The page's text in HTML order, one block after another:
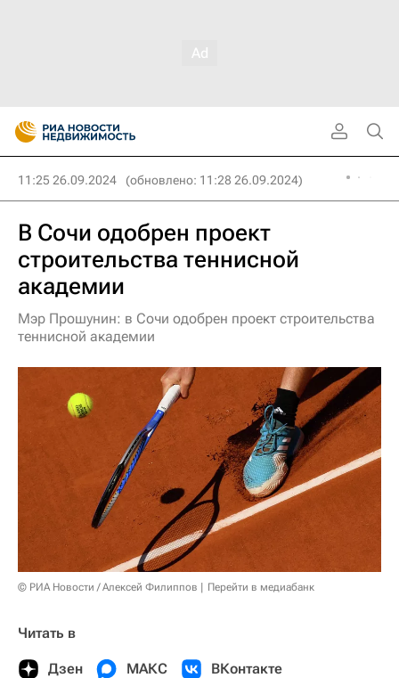
11:25 26.09.2024 (обновлено: 11:28 26.09.2024)
В Сочи одобрен проект
строительства теннисной
академии
Мэр Прошунин: в Сочи одобрен проект строительства
теннисной академии
© РИА Новости / Алексей Филиппов Перейти в медиабанк
Читать в
Дзен МАКС ВКонтакте